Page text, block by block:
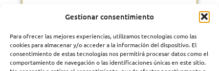
Gestionar consentimiento
Para ofrecer las mejores experiencias, utilizamos tecnologías como las
cookies para almacenar y/o acceder a la información del dispositivo. El
consentimiento de estas tecnologías nos permitirá procesar datos como el
comportamiento de navegación o las identificaciones únicas en este sitio.